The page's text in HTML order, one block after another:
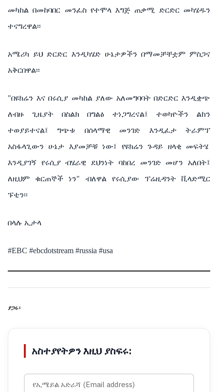
መካከል በመከባበር መንፈስ የተሞላ እግጅ ጠቃሚ ድርድር መካሄዱን
ተናግረዋል፡፡
አሜሪካ ይህ ድርድር እንዲካሄድ ሁኔታዎችን በማመቻቸቷም ምስጋና
አቅርበዋል፡፡
"በዩክሬን እና በሩሲያ መካከል ያለው አለመግባባት በድርድር እንዲቋጭ
ለብዙ ጊዜያት በስልክ በግልፅ ተነጋግረናል፤ ተወካዮችን ልከን
ተወያይተናል፤ ግጭቱ በሰላማዊ መንገድ እንዲፈታ ትራምፕ
አስፋላጊውን ሁኔታ እያመቻቹ ነው፤ የዩክሬን ጉዳይ ዘላቂ መፍትሄ
እንዲያገኝ የሩሲያ ብሄራዊ ደህንነት ባከበረ መንገድ መሆን አለበት፤
ለዚህም ቁርጠኞች ነን" ብለዋል የሩሲያው ፕሬዚዳንት ቪላድሚር
ፑቲን፡፡
በላሉ ኢታላ
#EBC #ebcdotstream #russia #usa
ያጋሩ፡
አስተያየትዎን እዚህ ያስፍሩ: